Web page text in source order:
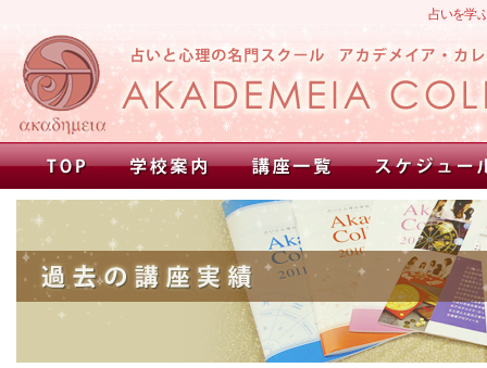
占いを学